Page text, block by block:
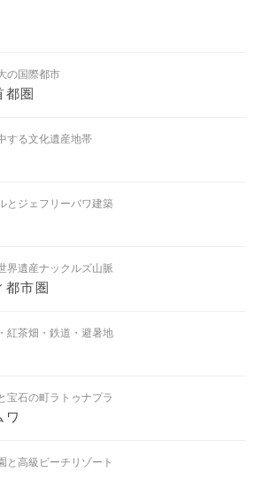
の国際都市
都圏
する文化遺産地帯
とジェフリーバワ建築
界遺産ナックルズ山脈
都市圏
紅茶畑・鉄道・避暑地
宝石の町ラトゥナプラ
ワ
と高級ビーチリゾート